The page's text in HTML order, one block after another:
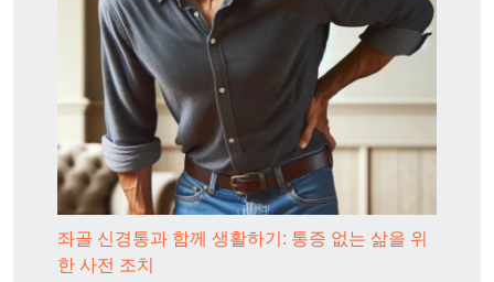
좌골 신경통과 함께 생활하기: 통증 없는 삶을 위
한 사전 조치